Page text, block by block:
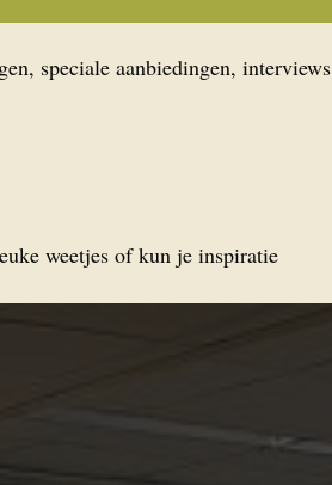
speciale aanbiedingen, interviews
weetjes of kun je inspiratie